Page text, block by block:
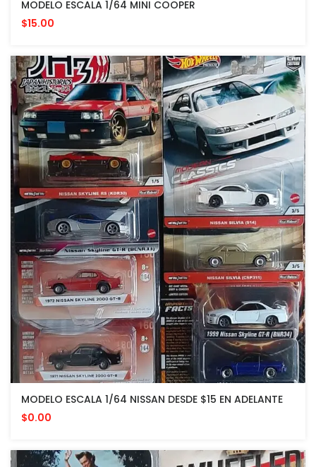
MODELO ESCALA 1/64 MINI COOPER
$15.00
MODELO ESCALA 1/64 NISSAN DESDE $15 EN ADELANTE
$0.00